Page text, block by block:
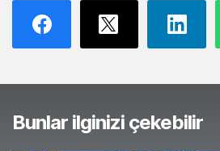
Bunlar ilginizi çekebilir